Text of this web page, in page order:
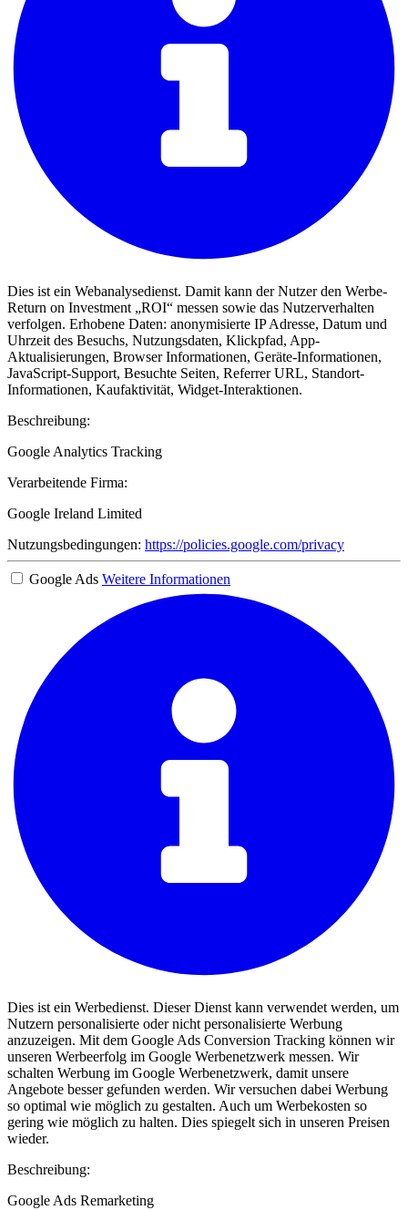
Dies ist ein Webanalysedienst. Damit kann der Nutzer den Werbe-
Return on Investment „ROI“ messen sowie das Nutzerverhalten
verfolgen. Erhobene Daten: anonymisierte IP Adresse, Datum und
Uhrzeit des Besuchs, Nutzungsdaten, Klickpfad, App-
Aktualisierungen, Browser Informationen, Geräte-Informationen,
JavaScript-Support, Besuchte Seiten, Referrer URL, Standort-
Informationen, Kaufaktivität, Widget-Interaktionen.
Beschreibung:
Google Analytics Tracking
Verarbeitende Firma:
Google Ireland Limited
Nutzungsbedingungen: https://policies.google.com/privacy
Google Ads Weitere Informationen
Dies ist ein Werbedienst. Dieser Dienst kann verwendet werden, um
Nutzern personalisierte oder nicht personalisierte Werbung
anzuzeigen. Mit dem Google Ads Conversion Tracking können wir
unseren Werbeerfolg im Google Werbenetzwerk messen. Wir
schalten Werbung im Google Werbenetzwerk, damit unsere
Angebote besser gefunden werden. Wir versuchen dabei Werbung
so optimal wie möglich zu gestalten. Auch um Werbekosten so
gering wie möglich zu halten. Dies spiegelt sich in unseren Preisen
wieder.
Beschreibung:
Google Ads Remarketing